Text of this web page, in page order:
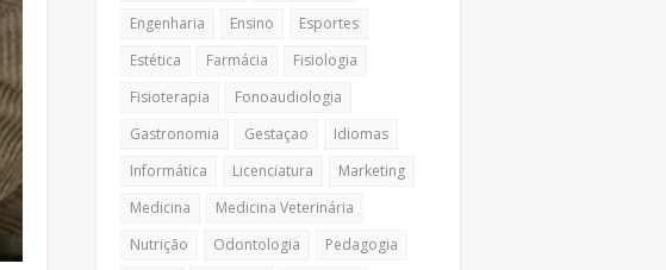
Engenharia
Ensino
Esportes
Estética
Farmácia
Fisiologia
Fisioterapia
Fonoaudiologia
Gastronomia
Gestaçao
Idiomas
Informática
Licenciatura
Marketing
Medicina
Medicina Veterinária
Nutrição
Odontologia
Pedagogia